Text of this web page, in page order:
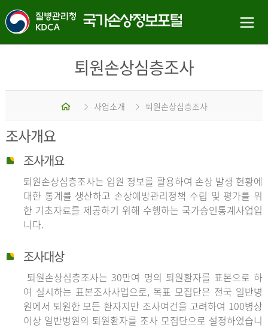
퇴원손상심층조사
홈 사업소개 퇴원손상심층조사
조사개요
조사개요
퇴원손상심층조사는 입원 정보를 활용하여 손상 발생 현황에
대한 통계를 생산하고 손상예방관리정책 수립 및 평가를 위
한 기초자료를 제공하기 위해 수행하는 국가승인통계사업입
니다.
조사대상
퇴원손상심층조사는 30만여 명의 퇴원환자를 표본으로 하
여 실시하는 표본조사사업으로, 목표 모집단은 전국 일반병
원에서 퇴원한 모든 환자지만 조사여건을 고려하여 100병상
이상 일반병원의 퇴원환자를 조사 모집단으로 설정하였습니